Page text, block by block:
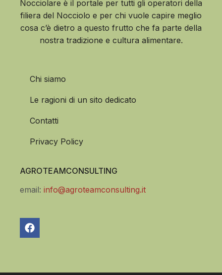
Nocciolare è il portale per tutti gli operatori della
filiera del Nocciolo e per chi vuole capire meglio
cosa c’è dietro a questo frutto che fa parte della
nostra tradizione e cultura alimentare.
Chi siamo
Le ragioni di un sito dedicato
Contatti
Privacy Policy
AGROTEAMCONSULTING
email: info@agroteamconsulting.it